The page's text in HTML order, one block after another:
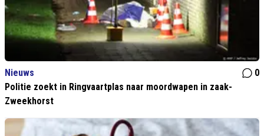
Nieuws
0
Politie zoekt in Ringvaartplas naar moordwapen in zaak-
Zweekhorst